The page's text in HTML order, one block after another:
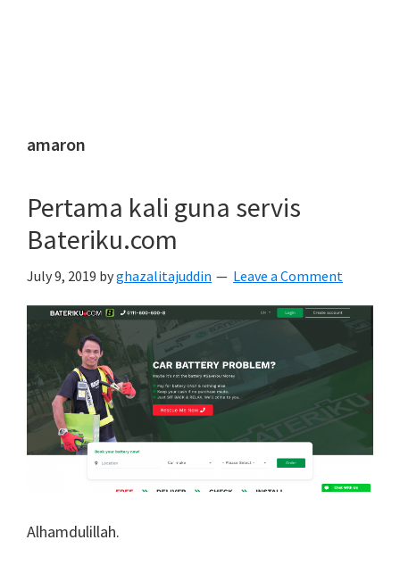
amaron
Pertama kali guna servis
Bateriku.com
July 9, 2019 byghazalitajuddin Leave a Comment
Alhamdulillah.